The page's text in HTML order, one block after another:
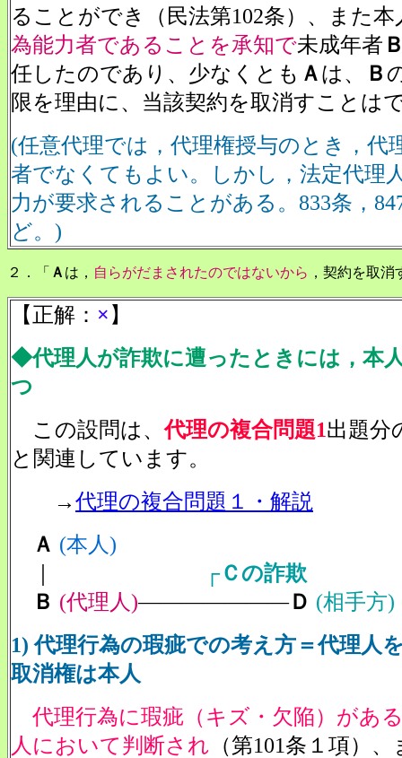
ることができ（民法第102条）、また本
為能力者であることを承知で未成年者
任したのであり、少なくとも Ａは、 Ｂ
限を理由に、当該契約を取消すことは
(任意代理では，代理権授与のとき，代
者でなくてもよい。しかし，法定代理
力が要求されることがある。833条，
ど。)
２．「 Ａ は， 自らがだまされたのではないから ，契約を取
【正解： × 】
◆代理人が詐欺に遭ったときには，本
つ
この設問は、代理の複合問題1出題分
と関連しています。
→代理の複合問題１・解説
Ａ (本人)
┌Ｃの詐欺
Ｂ (代理人)―――――――Ｄ (相手方)
1) 代理行為の瑕疵での考え方＝代理人
取消権は本人
代理行為に瑕疵（キズ・欠陥）があ
人において判断され （第101条１項）